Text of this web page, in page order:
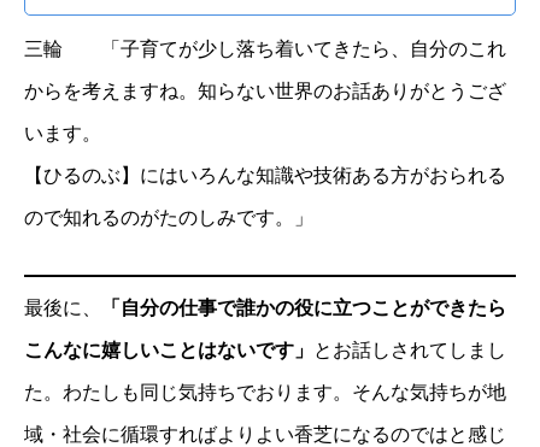
三輪 「子育てが少し落ち着いてきたら、自分のこれ
からを考えますね。知らない世界のお話ありがとうござ
います。
【ひるのぶ】にはいろんな知識や技術ある方がおられる
ので知れるのがたのしみです。」
最後に、 「自分の仕事で誰かの役に立つことができたら
こんなに嬉しいことはないです」 とお話しされてしまし
た。わたしも同じ気持ちでおります。そんな気持ちが地
域・社会に循環すればよりよい香芝になるのではと感じ